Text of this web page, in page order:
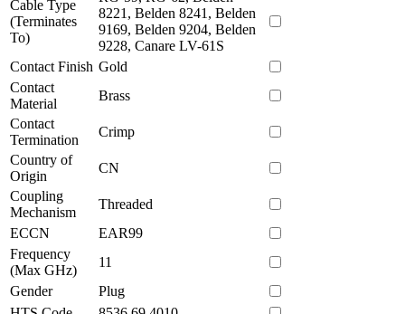
Cable Type
(Terminates
To)
8221, Belden 8241, Belden
9169, Belden 9204, Belden
9228, Canare LV-61S
Contact Finish Gold
Contact
Material
Brass
Contact
Termination
Crimp
Country of
Origin
CN
Coupling
Mechanism
Threaded
ECCN
EAR99
Frequency
(Max GHz)
11
Gender
Plug